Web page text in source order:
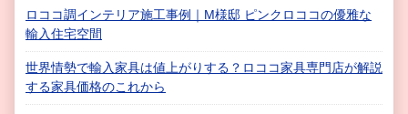
ロココ調インテリア施工事例｜M様邸 ピンクロココの優雅な
輸入住宅空間
世界情勢で輸入家具は値上がりする？ロココ家具専門店が解説
する家具価格のこれから